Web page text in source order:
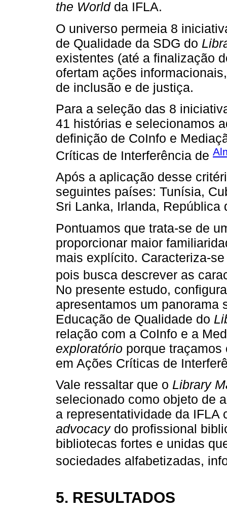
the Worldda IFLA.
O universo permeia 8
de Qualidade da SDG do
existentes (até a finalização
ofertam ações
de inclusão e de justiça.
Para a seleção das 8
41 histórias e selecionamos
definição de CoInfo e
Críticas de Interferência de
Após a aplicação desse
seguintes países: Tunísia,
Sri Lanka, Irlanda, República
Pontuamos que trata-se de
proporcionar maior
mais explícito. Caracteriza-
pois busca descrever as
No presente estudo,
apresentamos um panorama
Educação de Qualidade do
relação com a CoInfo e a
exploratório porque
em Ações Críticas de
Vale ressaltar que o Library
selecionado como objeto de
a representatividade da IFLA
advocacydo profissional
bibliotecas fortes e unidas
sociedades alfabetizadas,
5. RESULTADOS